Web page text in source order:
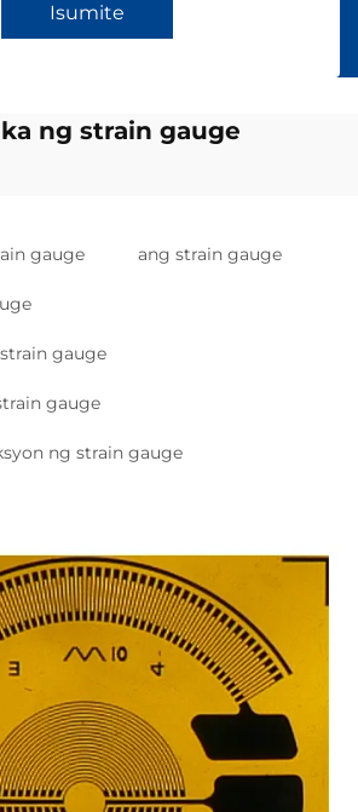
Isumite
ng strain gauge
gauge ang strain gauge
gauge
gauge
ng strain gauge